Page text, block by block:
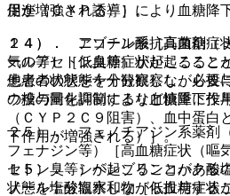
促進（ＣＹＰ誘導）により血糖降
２４）． ニコチン酸［高血糖症
気のアセトン臭等）が起こること
患者の状態を十分観察しながら投
ウ糖の同化抑制により血糖降下作
２５）． フェノチアジン系薬剤
フェナジン等）［高血糖症状（嘔
セトン臭等）が起こることがある
状態を十分観察しながら投与する
用が増強される）］。
１４）． アゾール系抗真菌剤（
ール等）［低血糖症状が起こるこ
他患者の状態を十分観察し、必要
の投与量を調節するなど慎重に投
（ＣＹＰ２Ｃ９阻害）、血中蛋白
下作用が増強される）］。
１５）． シベンゾリンコハク酸
ノール塩酸塩水和物［低血糖症状